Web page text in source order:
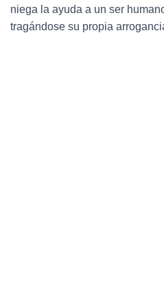
niega la ayuda a un ser
tragándose su propia